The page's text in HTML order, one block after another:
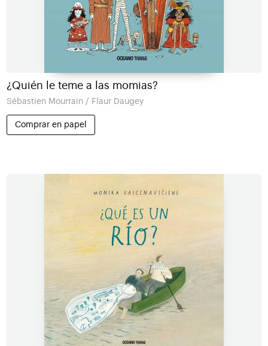
¿Quién le teme a las momias?
Sébastien Mourrain / Flaur Daugey
Comprar en papel